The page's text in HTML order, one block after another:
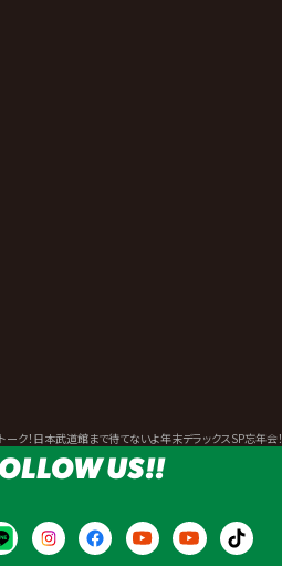
ク！日本武道館まで待てないよ年末デラックスSP忘年会！
US!!